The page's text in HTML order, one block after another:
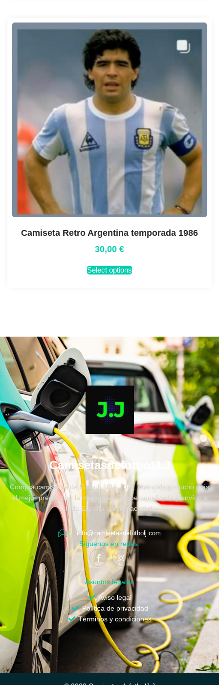
Camiseta Retro Argentina temporada 1986
30,00 €
Select options
CamisetasdefutbolJ.J
Compra camisetas de Fútbol, NBA, NFL, chandals y mucho más
al mejor precio, con la mejor atención personalizada y envíos a
toda España e internacional.
info@camisetasdefutbolj.com
Síguenos en redes:
Asuntos legales
Aviso legal
Política de privacidad
Términos y condiciones